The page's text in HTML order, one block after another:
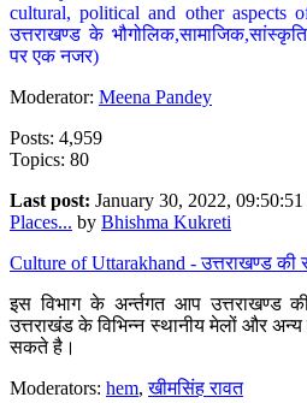
cultural, political and other aspects
उत्तराखण्ड के
पर एक नजर)
Moderator: Meena Pandey
Posts: 4,959
Topics: 80
Last post: January 30, 2022,
Places... by Bhishma Kukreti
Culture of Uttarakhand - उत्तराखण्ड की
इस विभाग के अर्न्तगत आप उत्तराखण्ड की
उत्तराखंड के विभिन्न स्थानीय मेलों और
सकते है।
Moderators: hem,खीमसिंह रावत